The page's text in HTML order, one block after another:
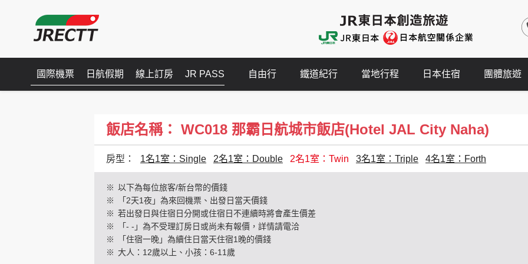
國際機票 日航假期 線上訂房 JR PASS 自由行 鐵道紀行 當地行程 日本住宿 團體旅遊
飯店名稱： WC018 那霸日航城市飯店(Hotel JAL City Naha)
房型： 1名1室：Single 2名1室：Double 2名1室：Twin 3名1室：Triple 4名1室：Forth
※ 以下為每位旅客/新台幣的價錢
※
「2天1夜」為來回機票、出發日當天價錢
※ 若出發日與住宿日分開或住宿日不連續時將會產生價差
※
「- -」為不受理訂房日或尚未有報價，詳情請電洽
※
「住宿一晚」為續住日當天住宿1晚的價錢
※ 大人：12歲以上、小孩：6-11歲